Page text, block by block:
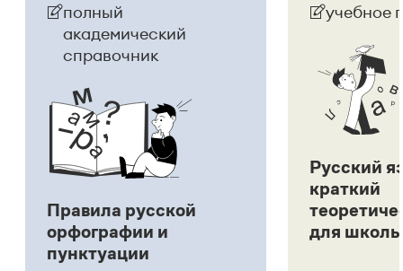
полный
академический
справочник
Правила русской
орфографии и
пунктуации
учебное
Русский
краткий
для